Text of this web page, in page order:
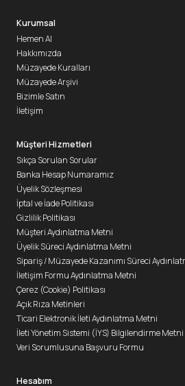
Kurumsal
Hemen Al
Hakkımızda
Müzayede Kuralları
Müzayede Arşivi
Bizimle Satın
İletişim
Müşteri Hizmetleri
Sıkça Sorulan Sorular
Banka Hesap Numaramız
Üyelik Sözleşmesi
İptal ve İade Politikası
Gizlilik Politikası
Müşteri Aydınlatma Metni
Üyelik Süreci Aydınlatma Metni
Sipariş / Müzayede Kazanımı Süreci
İletişim Formu Aydınlatma Metni
Çerez (Cookie) Politikası
Açık Rıza Metinleri
Ticari Elektronik İleti Aydınlatma Metni
İleti Yönetim Sistemi (İYS) Bilgilendirme Metni
Veri Sorumlusuna Başvuru Formu
Hesabım